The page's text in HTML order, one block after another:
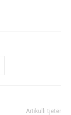
Artikulli tjetër